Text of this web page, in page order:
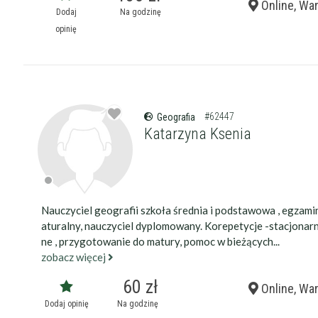
Dodaj
opinię
Na godzinę Online,
Geografia #62447
Katarzyna Ksenia
Nauczyciel geografii szkoła średnia i podstawowa ,
aturalny, nauczyciel dyplomowany. Korepetycje -
ne , przygotowanie do matury, pomoc w bieżących...
zobacz więcej
Dodaj opinię
60 zł
Na godzinę
Online,